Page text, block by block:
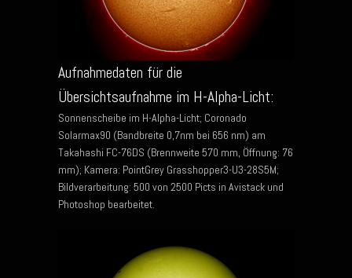
Aufnahmedaten für die
Übersichtsaufnahme im H-Alpha-Licht:
Sonnenscheibe im H-Alpha-Licht; Coronado
Solarmax90 (Bandbreite 0,7nm bei 656 nm) am
Takahashi FC-76DS (Brennweite 570 mm, Öffnung: 76
mm); Kamera: PointGrey Grasshopper3-U3-28S5M;
Bildverarbeitung: 500 von 2500 Picts in Avistack und
Photoshop bearbeitet.